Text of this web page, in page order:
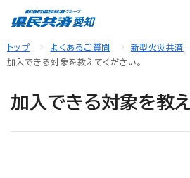
トップ よくあるご質問
新型火災共済
加入できる対象を教えてください。
加入できる対象を教